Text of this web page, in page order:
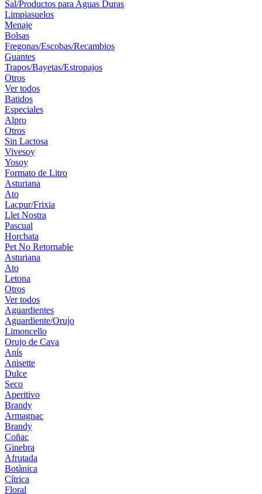
Sal/Productos para Aguas Duras
Limpiasuelos
Menaje
Bolsas
Fregonas/Escobas/Recambios
Guantes
Trapos/Bayetas/Estropajos
Otros
Ver todos
Batidos
Especiales
Alpro
Otros
Sin Lactosa
Vivesoy
Yosoy
Formato de Litro
Asturiana
Ato
Lacpur/Frixia
Llet Nostra
Pascual
Horchata
Pet No Retornable
Asturiana
Ato
Letona
Otros
Ver todos
Aguardientes
Aguardiente/Orujo
Limoncello
Orujo de Cava
Anís
Anisette
Dulce
Seco
Aperitivo
Brandy
Armagnac
Brandy
Coñac
Ginebra
Afrutada
Botànica
Cítrica
Floral